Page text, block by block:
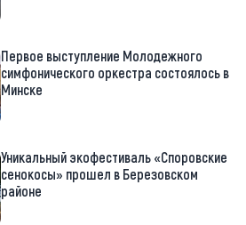
Первое выступление Молодежного
симфонического оркестра состоялось в
Минске
Уникальный экофестиваль «Споровские
сенокосы» прошел в Березовском
районе